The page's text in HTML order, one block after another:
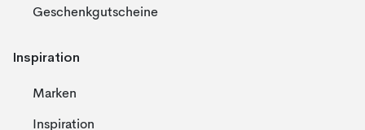
Geschenkgutscheine
Inspiration
Marken
Inspiration